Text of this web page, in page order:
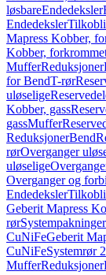
løsbareEndedeksler
Endedeksler
Mapress Kobber,
Kobber,
MufferReduksjoner
for BendT-rør
uløselige
Kobber, gass
gassMuffer
ReduksjonerBend
rørOverganger
uløselige
Overganger og
Endedeksler
Geberit Mapress
rørSystempakninger
CuNiFeGeberit
CuNiFeSystemrør
MufferReduksjoner